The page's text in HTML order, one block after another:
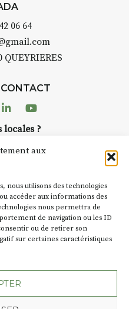
aux
nous utilisons des technologies
accéder aux informations des
nous permettra de
de navigation ou les ID
ou de retirer son
sur certaines caractéristiques
06 64
QUEYRIERES
LinkedinYoutube
locales ?
de Strada